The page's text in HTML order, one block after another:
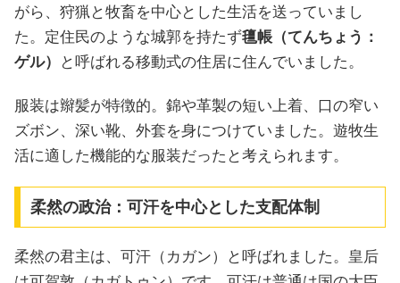
がら、狩猟と牧畜を中心とした生活を送っていまし
た。定住民のような城郭を持たず氊帳（てんちょう：
ゲル）
と呼ばれる移動式の住居に住んでいました。
服装は辮髪が特徴的。錦や革製の短い上着、口の窄い
ズボン、深い靴、外套を身につけていました。遊牧生
活に適した機能的な服装だったと考えられます。
柔然の政治：可汗を中心とした支配体制
柔然の君主は、可汗（カガン）と呼ばれました。皇后